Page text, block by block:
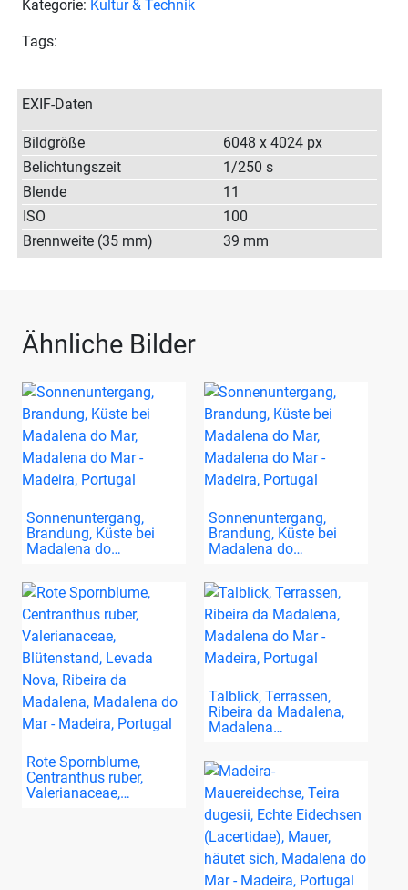
Kategorie: Kultur & Technik
Tags:
EXIF-Daten
Bildgröße
6048 x 4024 px
Belichtungszeit
1/250 s
Blende
11
ISO
100
Brennweite (35 mm)
39 mm
Ähnliche Bilder
Sonnenuntergang,
Brandung, Küste bei
Madalena do…
Sonnenuntergang,
Brandung, Küste bei
Madalena do…
Rote Spornblume,
Centranthus ruber,
Valerianaceae,…
Talblick, Terrassen,
Ribeira da Madalena,
Madalena…